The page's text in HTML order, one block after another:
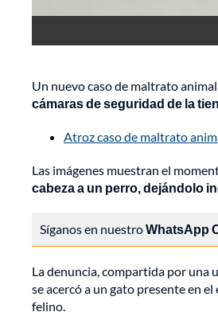
Un nuevo caso de maltrato
cámaras de seguridad de la
Atroz caso de maltrato
Las imágenes muestran el
cabeza a un perro, dejándolo
Síganos en nuestroWhatsApp
La denuncia, compartida por una
se acercó a un gato presente en
felino.